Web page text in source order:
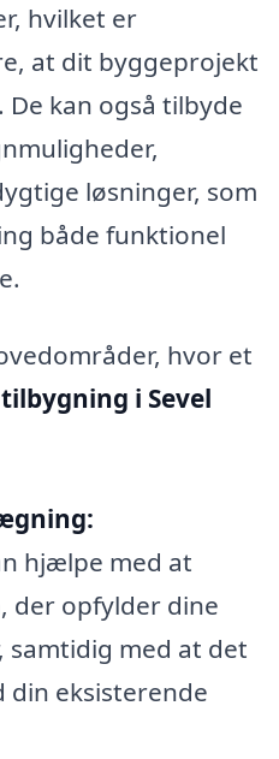
hvilket er
at dit byggeprojekt
kan også tilbyde
løsninger, som
både funktionel
hvor et
tilbygning i Sevel
hjælpe med at
der opfylder dine
samtidig med at det
eksisterende